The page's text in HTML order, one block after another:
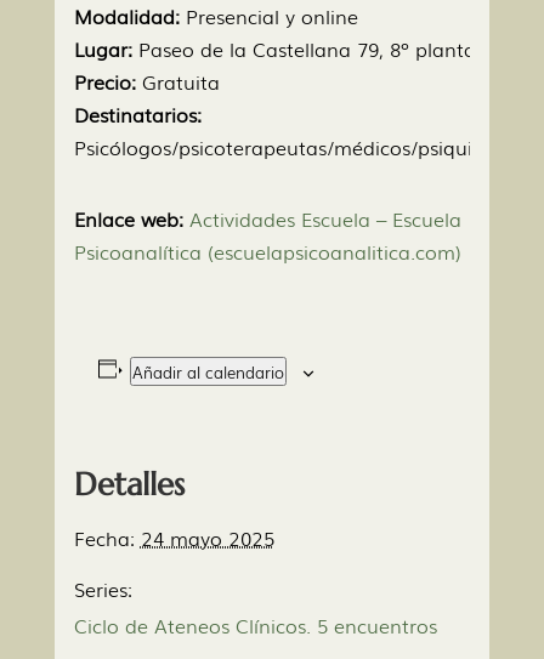
Modalidad:Presencial y online
Lugar:Paseo de la Castellana 79, 8º planta
Precio:Gratuita
Destinatarios:
Psicólogos/psicoterapeutas/médicos/psiquiatras.
Enlace web: Actividades Escuela – Escuela
Psicoanalítica (escuelapsicoanalitica.com)
Añadir al calendario
Detalles
Fecha: 24 mayo 2025
Series:
Ciclo de Ateneos Clínicos. 5 encuentros